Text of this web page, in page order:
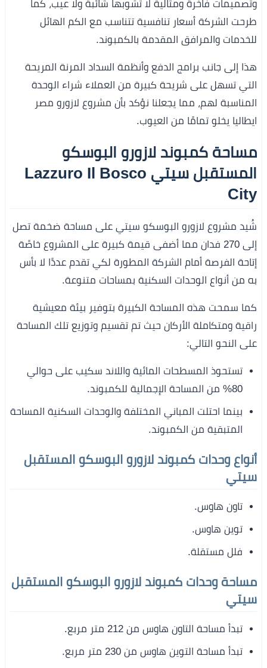
وتصميمات فاخرة ومثالية لا تشوبها شائبة ولا عيب، كما
طرحت الشركة أسعار تنافسية تتناسب مع الكم الهائل
للخدمات والمرافق المقدمة بالكمبوند.
هذا إلى جانب برامج الدفع وأنظمة السداد المرنة المريحة
التي تسهل على شريحة كبيرة من العملاء شراء الوحدة
المناسبة لهم، مما يجعلنا نؤكد بأن مشروع لازورو مصر
ايطاليا يخلو تمامًا من العيوب.
مساحة كمبوند لازورو البوسكو
المستقبل سيتي Lazzuro Il Bosco
City
شُيد مشروع لازورو البوسكو سيتي على مساحة ضخمة تصل
إلى 270 فدان مما أضفى قيمة كبيرة على المشروع خاصًة
إتاحة الفرصة أمام الشركة المطورة لكي تقدم عددًا لا بأس
به من أنواع الوحدات السكنية بمساحات متنوعة.
كما سمحت هذه المساحة الكبيرة بتوفير بيئة معيشية
راقية ومتكاملة الأركان حيث تم تقسيم وتوزيع تلك المساحة
على النحو التالي:
تستحوذ المسطحات المائية واللاند سكيب على حوالي
80% من المساحة الإجمالية للكمبوند.
بينما احتلت المباني المختلفة والوحدات السكنية المساحة
المتبقية من الكمبوند.
أنواع وحدات كمبوند لازورو البوسكو المستقبل
سيتي
تاون هاوس.
توين هاوس.
فلل مستقلة.
مساحة وحدات كمبوند لازورو البوسكو المستقبل
سيتي
تبدأ مساحة التاون هاوس من 212 متر مربع.
تبدأ مساحة التوين هاوس من 230 متر مربع.